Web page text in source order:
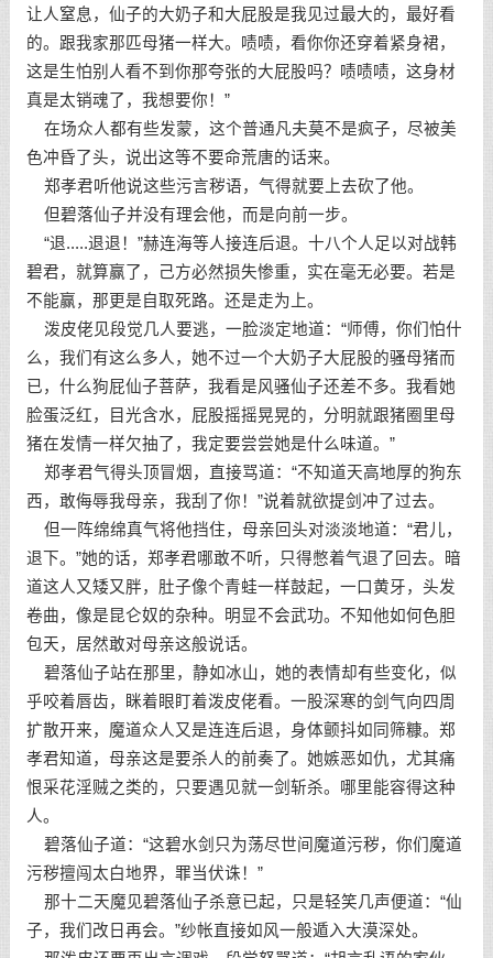
让人窒息，仙子的大奶子和大屁股是我见过最大的，最好看
的。跟我家那匹母猪一样大。啧啧，看你你还穿着紧身裙，
这是生怕别人看不到你那夸张的大屁股吗？啧啧啧，这身材
真是太销魂了，我想要你！”
在场众人都有些发蒙，这个普通凡夫莫不是疯子，尽被美
色冲昏了头，说出这等不要命荒唐的话来。
郑孝君听他说这些污言秽语，气得就要上去砍了他。
但碧落仙子并没有理会他，而是向前一步。
“退.....退退！”赫连海等人接连后退。十八个人足以对战韩
碧君，就算赢了，己方必然损失惨重，实在毫无必要。若是
不能赢，那更是自取死路。还是走为上。
泼皮佬见段觉几人要逃，一脸淡定地道：“师傅，你们怕什
么，我们有这么多人，她不过一个大奶子大屁股的骚母猪而
已，什么狗屁仙子菩萨，我看是风骚仙子还差不多。我看她
脸蛋泛红，目光含水，屁股摇摇晃晃的，分明就跟猪圈里母
猪在发情一样欠抽了，我定要尝尝她是什么味道。”
郑孝君气得头顶冒烟，直接骂道：“不知道天高地厚的狗东
西，敢侮辱我母亲，我刮了你！”说着就欲提剑冲了过去。
但一阵绵绵真气将他挡住，母亲回头对淡淡地道：“君儿，
退下。”她的话，郑孝君哪敢不听，只得憋着气退了回去。暗
道这人又矮又胖，肚子像个青蛙一样鼓起，一口黄牙，头发
卷曲，像是昆仑奴的杂种。明显不会武功。不知他如何色胆
包天，居然敢对母亲这般说话。
碧落仙子站在那里，静如冰山，她的表情却有些变化，似
乎咬着唇齿，眯着眼盯着泼皮佬看。一股深寒的剑气向四周
扩散开来，魔道众人又是连连后退，身体颤抖如同筛糠。郑
孝君知道，母亲这是要杀人的前奏了。她嫉恶如仇，尤其痛
恨采花淫贼之类的，只要遇见就一剑斩杀。哪里能容得这种
人。
碧落仙子道：“这碧水剑只为荡尽世间魔道污秽，你们魔道
污秽擅闯太白地界，罪当伏诛！”
那十二天魔见碧落仙子杀意已起，只是轻笑几声便道：“仙
子，我们改日再会。”纱帐直接如风一般遁入大漠深处。